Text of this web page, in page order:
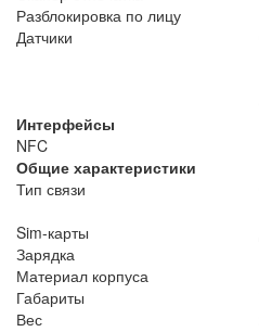
Разблокировка по лицу
Датчики
Интерфейсы
NFC
Общие характеристики
Тип связи
Sim-карты
Зарядка
Материал корпуса
Габариты
Вес